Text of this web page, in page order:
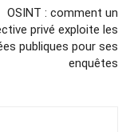
OSINT : comment un
privé exploite les
publiques pour ses
enquêtes